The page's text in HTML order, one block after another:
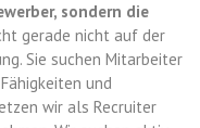
sondern die
gerade nicht auf der
Sie suchen Mitarbeiter
und
wir als Recruiter